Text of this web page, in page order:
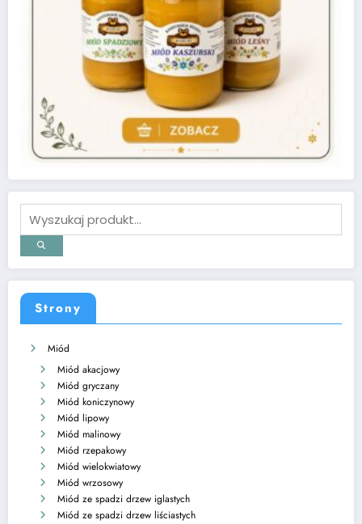
Strony
Miód
Miód akacjowy
Miód gryczany
Miód koniczynowy
Miód lipowy
Miód malinowy
Miód rzepakowy
Miód wielokwiatowy
Miód wrzosowy
Miód ze spadzi drzew iglastych
Miód ze spadzi drzew liściastych